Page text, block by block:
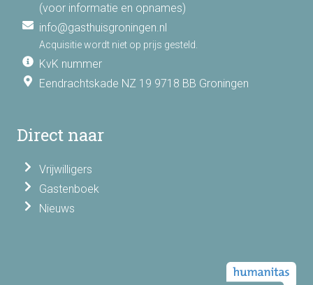
(voor informatie en opnames)
info@gasthuisgroningen.nl
Acquisitie wordt niet op prijs gesteld.
KvK nummer
Eendrachtskade NZ 19 9718 BB Groningen
Direct naar
Vrijwilligers
Gastenboek
Nieuws